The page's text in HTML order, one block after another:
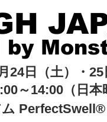
by
24日（土）・25
～14:00（日本
PerfectSwell®